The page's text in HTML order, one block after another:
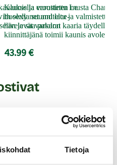
Tietoja
varustettu Le
sexy net and lace-
ja saa pakarat
Kaunis ja eroottinen musta
huolella suunniteltu ja valmistettu.
hivelevät vartalon kaaria
kiinnittäjänä toimii kaunis
43.99 €